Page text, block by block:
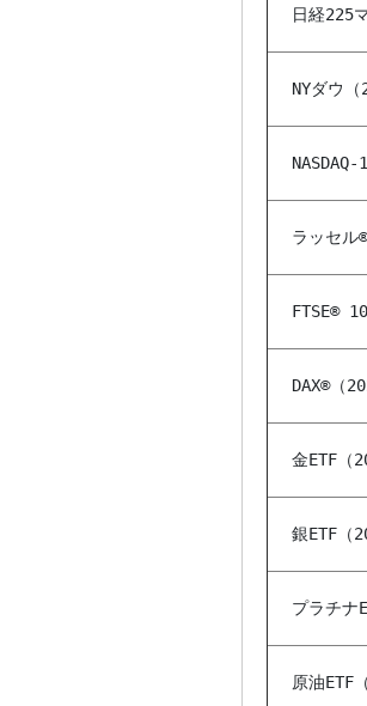
日経225
NYダウ（
NASDAQ-
ラッセル
FTSE®
DAX®（
金ETF（
銀ETF（
プラチナ
原油ETF